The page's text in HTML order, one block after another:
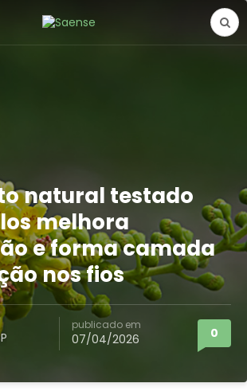
natural testado
melhora
e forma camada
nos fios
publicado em
07/04/2026 0